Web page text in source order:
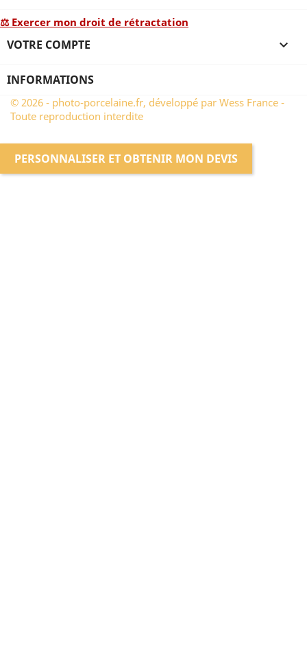
⚖ Exercer mon droit de rétractation
VOTRE COMPTE 
INFORMATIONS
© 2026 - photo-porcelaine.fr, développé par Wess France -
Toute reproduction interdite
PERSONNALISER ET OBTENIR MON DEVIS